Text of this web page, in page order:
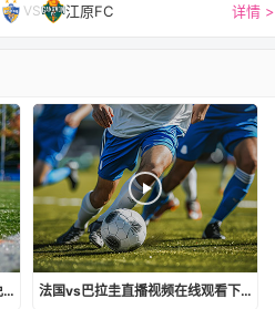
VS 江原FC 详情 >
法国vs巴拉圭直播视频在线观看免费 法国vs巴拉圭直播视频在线观看下载